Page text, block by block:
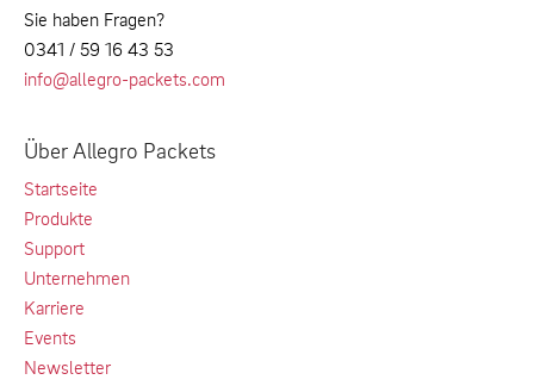
Sie haben Fragen?
0341 / 59 16 43 53
info@allegro-packets.com
Über Allegro Packets
Startseite
Produkte
Support
Unternehmen
Karriere
Events
Newsletter